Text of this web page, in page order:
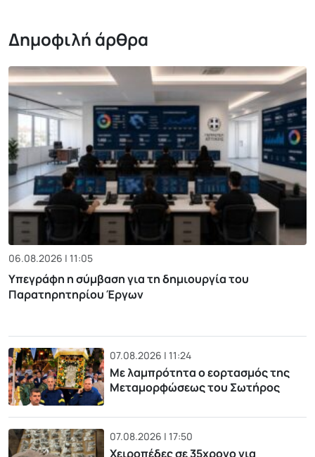
Δημοφιλή άρθρα
06.08.2026 | 11:05
Υπεγράφη η σύμβαση για τη δημιουργία του
Παρατηρητηρίου Έργων
07.08.2026 | 11:24
Με λαμπρότητα ο εορτασμός της
Μεταμορφώσεως του Σωτήρος
07.08.2026 | 17:50
Χειροπέδες σε 35χρονο για